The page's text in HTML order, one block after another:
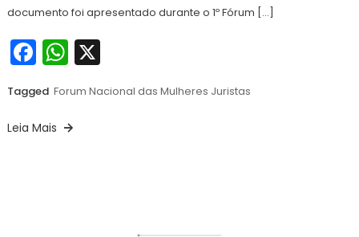
documento foi apresentado durante o 1º Fórum […]
Facebook
WhatsApp
X
Tagged Forum Nacional das Mulheres Juristas
Leia Mais